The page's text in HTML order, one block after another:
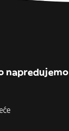
napredujemo